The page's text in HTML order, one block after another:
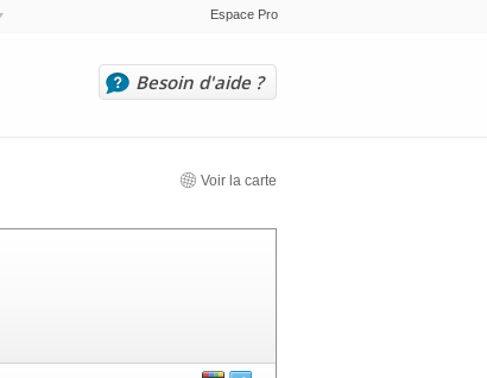
Espace Pro
Besoin d'aide ?
Voir la carte